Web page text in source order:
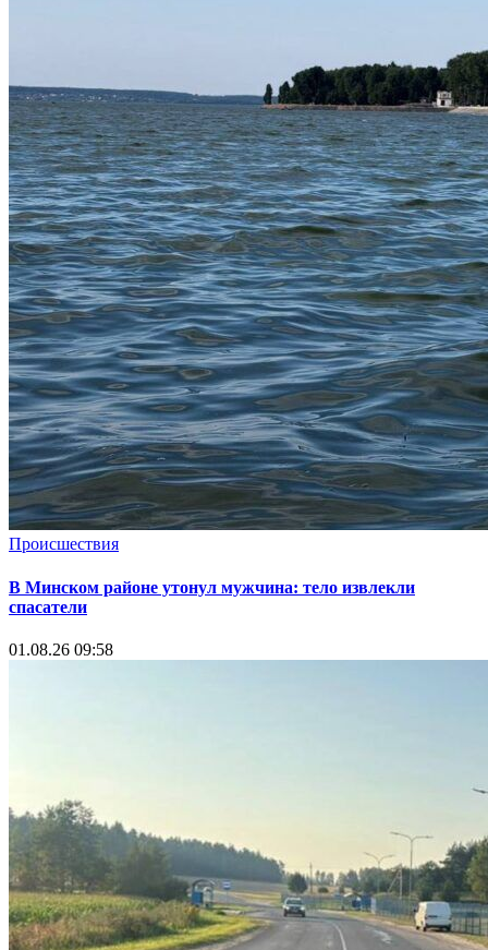
Происшествия
В Минском районе утонул мужчина: тело извлекли
спасатели
01.08.26 09:58